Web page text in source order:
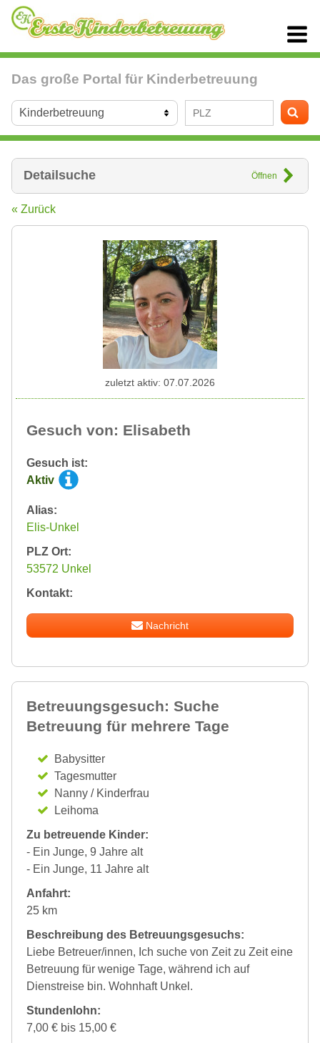
Das große Portal für Kinderbetreuung
Detailsuche Öffnen
« Zurück
Gesuch von: Elisabeth
Gesuch ist:
Aktiv
Alias:
Elis-Unkel
PLZ Ort:
53572 Unkel
Kontakt:
Nachricht
zuletzt aktiv: 07.07.2026
Betreuungsgesuch: Suche
Betreuung für mehrere Tage
Babysitter
Tagesmutter
Nanny / Kinderfrau
Leihoma
Zu betreuende Kinder:
- Ein Junge, 9 Jahre alt
- Ein Junge, 11 Jahre alt
Anfahrt:
25 km
Beschreibung des Betreuungsgesuchs:
Liebe Betreuer/innen, Ich suche von Zeit zu Zeit eine
Betreuung für wenige Tage, während ich auf
Dienstreise bin. Wohnhaft Unkel.
Stundenlohn:
7,00 € bis 15,00 €